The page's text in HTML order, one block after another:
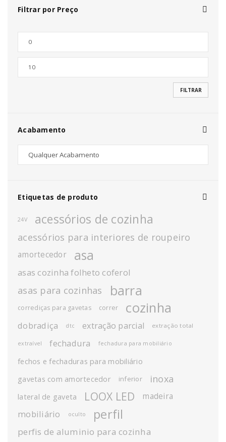
Filtrar por Preço
FILTRAR
Acabamento
Etiquetas de produto
24V acessórios de cozinha
acessórios para interiores de roupeiro
amortecedor asa
asas cozinha folheto coferol
asas para cozinhas barra
corrediças para gavetas correr cozinha
dobradiça dtc extração parcial extração total
extraível fechadura fechadura para mobiliário
fechos e fechaduras para mobiliário
gavetas com amortecedor
inferior inoxa
lateral de gaveta LOOX LED madeira
mobiliário oculto perfil
perfis de aluminio para cozinha